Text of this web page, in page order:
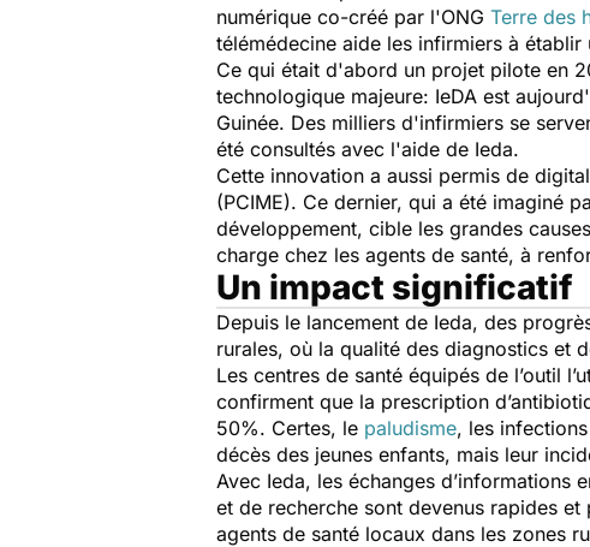
numérique co-créé par l'ONG Terre des
télémédecine aide les infirmiers à
Ce qui était d'abord un projet pilote en
technologique majeure: IeDA est
Guinée. Des milliers d'infirmiers se
été consultés avec l'aide de Ieda.
Cette innovation a aussi permis de
(PCIME). Ce dernier, qui a été imaginé
développement, cible les grandes
charge chez les agents de santé, à
Un impact significatif
Depuis le lancement de Ieda, des
rurales, où la qualité des diagnostics et
Les centres de santé équipés de l’outil
confirment que la prescription
50%. Certes, le paludisme, les
décès des jeunes enfants, mais leur
Avec Ieda, les échanges d’informations
et de recherche sont devenus rapides
agents de santé locaux dans les zones